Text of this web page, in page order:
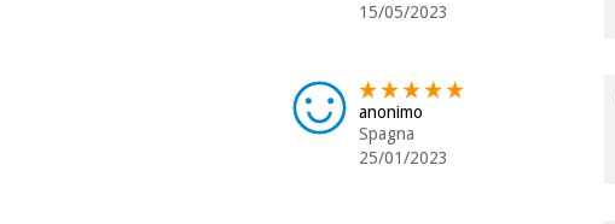
15/05/2023
anonimo
Spagna
25/01/2023